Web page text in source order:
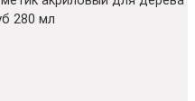
280 мл